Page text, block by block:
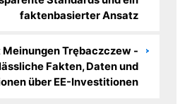
faktenbasierter Ansatz
Meinungen Trębaczczew -
Fakten, Daten und
über EE-Investitionen